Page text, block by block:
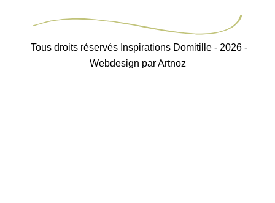
Tous droits réservés Inspirations Domitille - 2026 -
Webdesign par Artnoz